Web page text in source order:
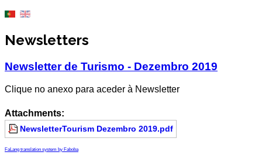
Newsletters
Newsletter de Turismo - Dezembro 2019
Clique no anexo para aceder à Newsletter
Attachments:
NewsletterTourism Dezembro 2019.pdf
FaLang translation system by Faboba